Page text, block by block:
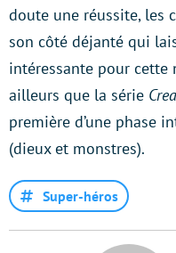
doute une réussite, les
son côté déjanté qui
intéressante pour cette
ailleurs que la série
première d’une phase
(dieux et monstres).
Super-héros